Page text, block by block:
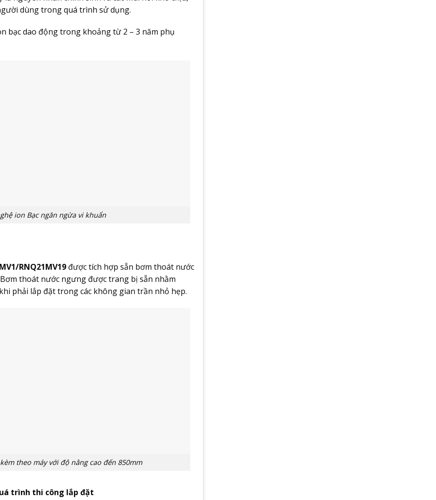
dùng trong quá trình sử dụng.
dao động trong khoảng từ 2 – 3 năm phụ
ion Bạc ngăn ngừa vi khuẩn
RNQ21MV19 được tích hợp sẵn bơm thoát nước
thoát nước ngưng được trang bị sẵn nhằm
phải lắp đặt trong các không gian trần nhỏ hẹp.
theo máy với độ nâng cao đến 850mm
trình thi công lắp đặt